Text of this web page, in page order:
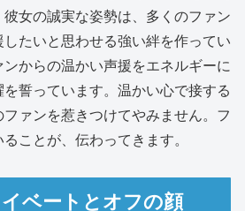
女の誠実な姿勢は、多くのファン
たいと思わせる強い絆を作ってい
からの温かい声援をエネルギーに
誓っています。温かい心で接する
ァンを惹きつけてやみません。フ
ことが、伝わってきます。
ベートとオフの顔